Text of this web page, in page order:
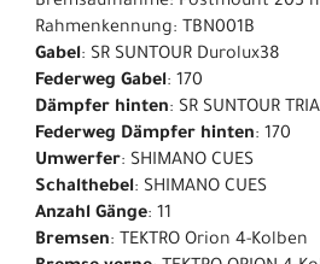
Rahmenkennung: TBN001B
Gabel: SR SUNTOUR Durolux38
Federweg Gabel: 170
Dämpfer hinten: SR SUNTOUR
Federweg Dämpfer hinten: 170
Umwerfer: SHIMANO CUES
Schalthebel: SHIMANO CUES
Anzahl Gänge: 11
Bremsen: TEKTRO Orion 4-Kolben